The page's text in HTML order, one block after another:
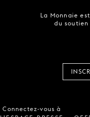
La Monnaie
du
Connectez-vous à